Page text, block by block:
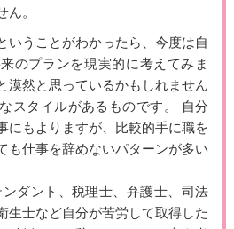
ん。
いうことがわかったら、今度は自
のプランを現実的に考えてみま
漠然と思っているかもしれません
スタイルがあるものです。 自分
にもよりますが、比較的手に職を
も仕事を辞めないパターンが多い
ダント、税理士、弁護士、司法
生士など自分が苦労して取得した